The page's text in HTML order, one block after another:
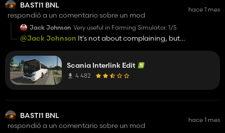
BASTI1 BNL
respondió a un comentario sobre un mod
hace 1 mes
Jack Johnson Very useful in Farming Simulator. 1/5
@Jack Johnson It's not about complaining, but
it, just move on, end of story. We're not going to debate for
three days over a measly little comment that doesn't affect
me. If you don't like it, fine, others like it for their roleplaying,
and I'm very happy about that! Have a good day.
Scania Interlink Edit
4 482
BASTI1 BNL
respondió a un comentario sobre un mod
hace 1 mes